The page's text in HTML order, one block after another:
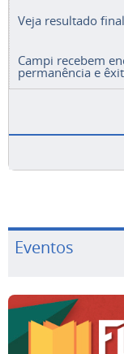
Veja resultado
Campi recebem
permanência e
Eventos